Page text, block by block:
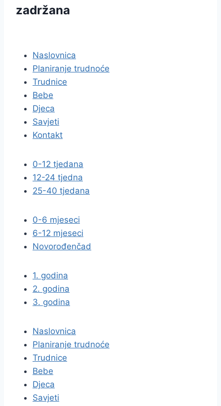
zadržana
Naslovnica
Planiranje trudnoće
Trudnice
Bebe
Djeca
Savjeti
Kontakt
0-12 tjedana
12-24 tjedna
25-40 tjedana
0-6 mjeseci
6-12 mjeseci
Novorođenčad
1. godina
2. godina
3. godina
Naslovnica
Planiranje trudnoće
Trudnice
Bebe
Djeca
Savjeti